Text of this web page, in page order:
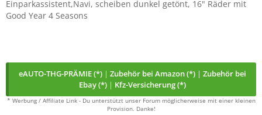
Einparkassistent,Navi, scheiben dunkel getönt, 16" Räder mit
Good Year 4 Seasons
eAUTO-THG-PRÄMIE (*) | Zubehör bei Amazon (*) | Zubehör bei
Ebay (*) | Kfz-Versicherung (*)
* Werbung / Affiliate Link - Du unterstützt unser Forum möglicherweise mit einer kleinen
Provision. Danke!